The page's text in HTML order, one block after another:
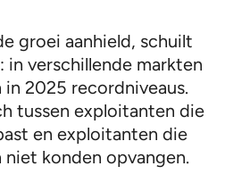
groei aanhield, schuilt
in verschillende markten
2025 recordniveaus.
tussen exploitanten die
en exploitanten die
konden opvangen.